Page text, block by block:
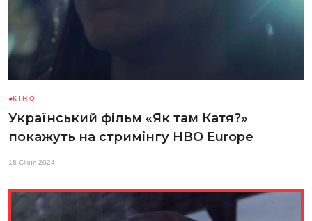
КІНО
Український фільм «Як там Катя?»
покажуть на стримінгу HBO Europe
18 Січня 2024